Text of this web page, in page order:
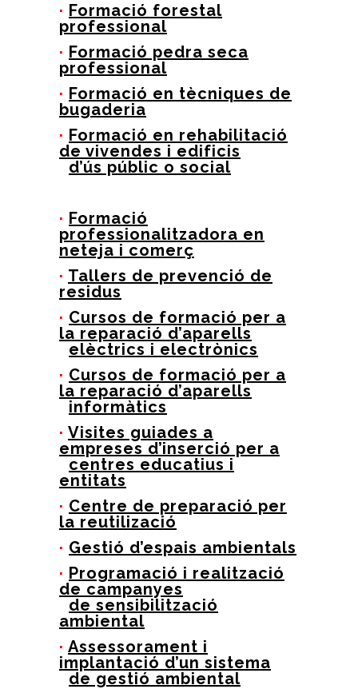
· Formació forestal
professional
· Formació pedra seca
professional
· Formació en tècniques de
bugaderia
· Formació en rehabilitació
de vivendes i edificis
d’ús públic o social
· Formació
professionalitzadora en
neteja i comerç
· Tallers de prevenció de
residus
· Cursos de formació per a
la reparació d’aparells
elèctrics i electrònics
· Cursos de formació per a
la reparació d’aparells
informàtics
· Visites guiades a
empreses d’inserció per a
centres educatius i
entitats
· Centre de preparació per
la reutilizació
· Gestió d’espais ambientals
· Programació i realització
de campanyes
de sensibilització
ambiental
· Assessorament i
implantació d’un sistema
de gestió ambiental